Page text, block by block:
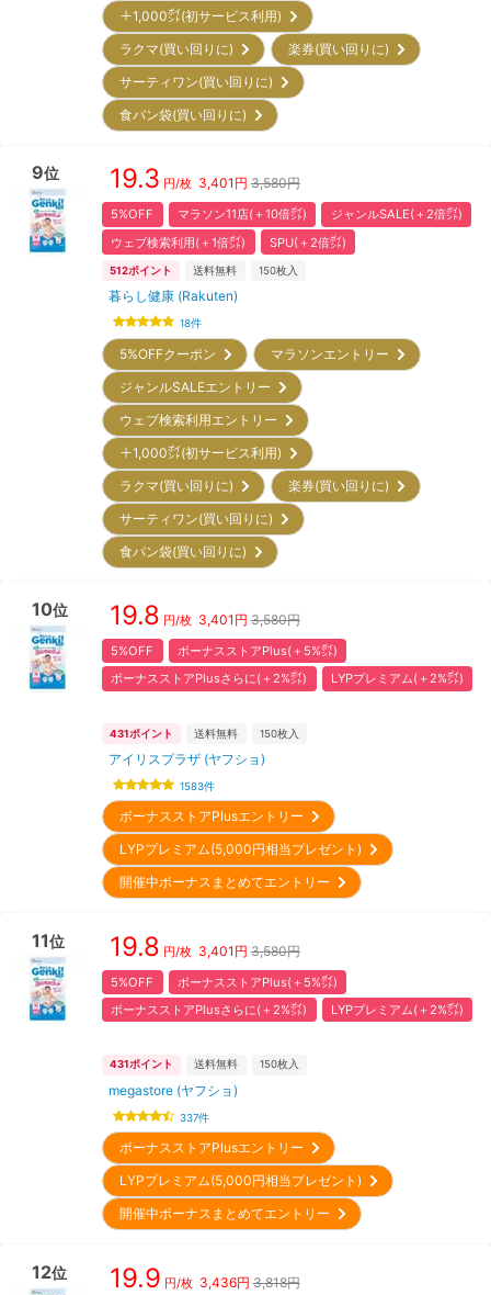
＋1,000㌽(初サービス利用)
ラクマ(買い回りに)
楽券(買い回りに)
サーティワン(買い回りに)
食パン袋(買い回りに)
9位 19.3 円/枚 3,401 円 3,580円
5%OFF マラソン11店(＋10倍㌽)
ジャンルSALE(＋2倍㌽)
ウェブ検索利用(＋1倍㌽)
SPU(＋2倍㌽)
512ポイント 送料無料 150枚入
暮らし健康 (Rakuten)
18件
5%OFFクーポン
マラソンエントリー
ジャンルSALEエントリー
ウェブ検索利用エントリー
＋1,000㌽(初サービス利用)
ラクマ(買い回りに)
楽券(買い回りに)
サーティワン(買い回りに)
食パン袋(買い回りに)
10位 19.8 円/枚 3,401 円 3,580円
5%OFF
ボーナスストアPlus(＋5%㌽)
ボーナスストアPlusさらに(＋2%㌽)
LYPプレミアム(＋2%㌽)
431ポイント 送料無料 150枚入
アイリスプラザ (ヤフショ)
1583件
ボーナスストアPlusエントリー
LYPプレミアム(5,000円相当プレゼント)
開催中ボーナスまとめてエントリー
11位 19.8 円/枚 3,401 円 3,580円
5%OFF
ボーナスストアPlus(＋5%㌽)
ボーナスストアPlusさらに(＋2%㌽)
LYPプレミアム(＋2%㌽)
431 ポイント 送料無料 150枚入
megastore (ヤフショ)
337件
ボーナスストアPlusエントリー
LYPプレミアム(5,000円相当プレゼント)
開催中ボーナスまとめてエントリー
12位 19.9 円/枚 3,436円 3,818円